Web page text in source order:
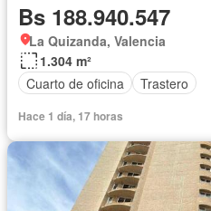
Bs 188.940.547
La Quizanda, Valencia
1.304 m²
Cuarto de oficina
Trastero
Hace 1 día, 17 horas